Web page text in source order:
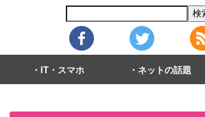
IT・スマホ ネットの話題